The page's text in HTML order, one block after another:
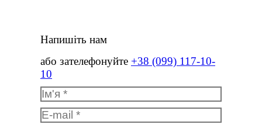
Напишіть нам
або зателефонуйте +38 (099) 117-10-
10
Ім'я *
E-mail *